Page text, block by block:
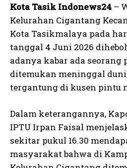
Kota Tasik Indonews24 –
Kelurahan Cigantang
Kota Tasikmalaya pada
tanggal 4 Juni 2026
adanya kabar ada seorang
ditemukan meninggal
tergantung di kusen pintu
Dalam keterangannya,
IPTU Irpan Faisal
sekitar pukul 16.30
masyarakat bahwa di